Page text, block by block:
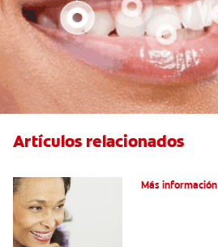
Artículos relacionados
Más información